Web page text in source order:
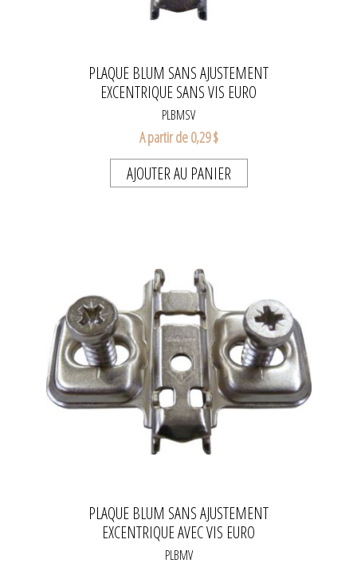
PLAQUE BLUM SANS AJUSTEMENT
EXCENTRIQUE SANS VIS EURO
PLBMSV
A partir de 0,29 $
AJOUTER AU PANIER
PLAQUE BLUM SANS AJUSTEMENT
EXCENTRIQUE AVEC VIS EURO
PLBMV